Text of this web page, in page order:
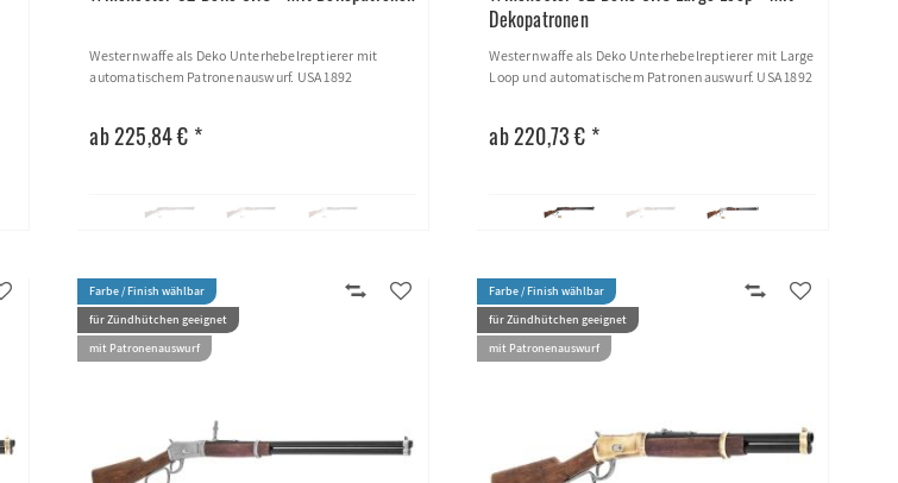
Westernwaffe als Deko Unterhebelreptierer mit
automatischem Patronenauswurf. USA 1892
ab 225,84 € *
Dekopatronen
Westernwaffe als Deko Unterhebelreptierer mit Large
Loop und automatischem Patronenauswurf. USA 1892
ab 220,73 € *
Farbe / Finish wählbar
für Zündhütchen geeignet
mit Patronenauswurf
Farbe / Finish wählbar
für Zündhütchen geeignet
mit Patronenauswurf